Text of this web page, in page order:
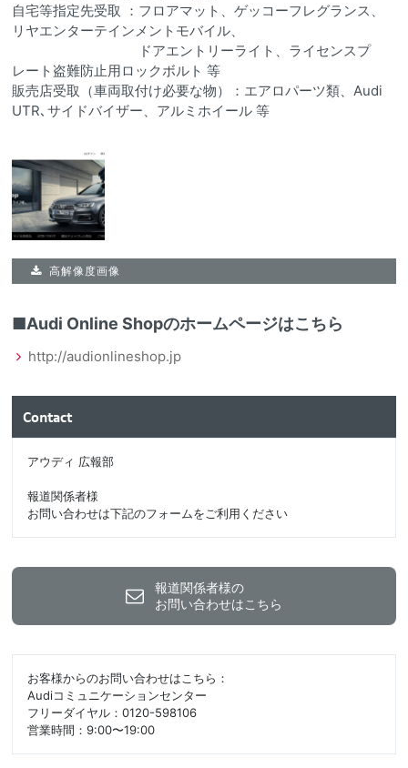
自宅等指定先受取 ：フロアマット、ゲッコーフレグランス、
リヤエンターテインメントモバイル、
ドアエントリーライト、ライセンスプ
レート盗難防止用ロックボルト 等
販売店受取（車両取付け必要な物）：エアロパーツ類、Audi
UTR､サイドバイザー、アルミホイール 等
高解像度画像
■Audi Online Shopのホームページはこちら
http://audionlineshop.jp
Contact
アウディ 広報部
報道関係者様
お問い合わせは下記のフォームをご利用ください
報道関係者様の
お問い合わせはこちら
お客様からのお問い合わせはこちら：
Audiコミュニケーションセンター
フリーダイヤル：0120-598106
営業時間：9:00〜19:00